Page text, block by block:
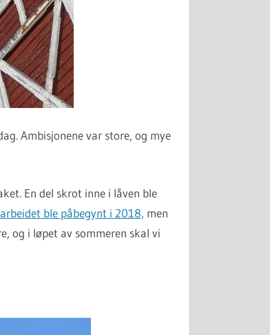
Ambisjonene var store, og mye
En del skrot inne i låven ble
ble påbegynt i 2018, men
og i løpet av sommeren skal vi